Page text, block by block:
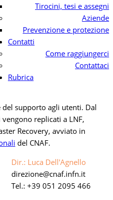
Tirocini, tesi e assegni
Aziende
Prevenzione e protezione
Contatti
Come raggiungerci
Contattaci
Rubrica
supporto agli utenti. Dal
replicati a LNF,
Recovery, avviato in
del CNAF.
Dir.: Luca Dell'Agnello
direzione
cnaf.infn.it
Tel.: +39 051 2095 466